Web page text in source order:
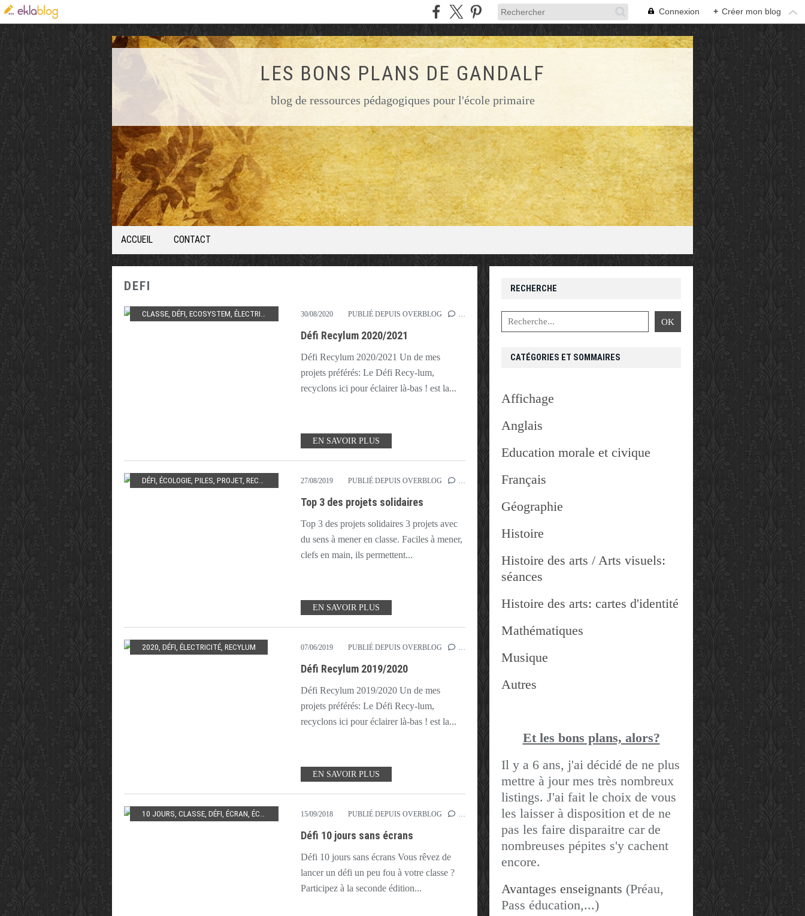
Connexion + Créer mon blog
LES BONS PLANS DE GANDALF
blog de ressources pédagogiques pour l'école primaire
ACCUEIL CONTACT
DEFI
CLASSE DÉFI ECOSYSTEM ÉLECTRICITÉ RECYLUM30/08/2020 PUBLIÉ DEPUIS OVERBLOG
Défi Recylum 2020/2021
Défi Recylum 2020/2021 Un de mes
projets préférés: Le Défi Recy-lum,
recyclons ici pour éclairer là-bas ! est la...
EN SAVOIR PLUS
DÉFI ÉCOLOGIE PILES PROJET RECYLUM RENTRÉE,SOLIDARITÉ
27/08/2019 PUBLIÉ DEPUIS OVERBLOG
Top 3 des projets solidaires
Top 3 des projets solidaires 3 projets avec
du sens à mener en classe. Faciles à mener,
clefs en main, ils permettent...
EN SAVOIR PLUS
2020 DÉFI ÉLECTRICITÉ RECYLUM 07/06/2019 PUBLIÉ DEPUIS OVERBLOG
Défi Recylum 2019/2020
Défi Recylum 2019/2020 Un de mes
projets préférés: Le Défi Recy-lum,
recyclons ici pour éclairer là-bas ! est la...
EN SAVOIR PLUS
10 JOURS CLASSE DÉFI ÉCRAN ÉCRITURE ORDINATEUR,SANS ÉCRAN,TÉLÉPHONE,TV
15/09/2018 PUBLIÉ DEPUIS OVERBLOG
Défi 10 jours sans écrans
Défi 10 jours sans écrans Vous rêvez de
lancer un défi un peu fou à votre classe ?
Participez à la seconde édition...
RECHERCHE
CATÉGORIES ET SOMMAIRES
Affichage
Anglais
Education morale et civique
Français
Géographie
Histoire
Histoire des arts / Arts visuels:
séances
Histoire des arts: cartes d'identité
Mathématiques
Musique
Autres
Et les bons plans, alors?
Il y a 6 ans, j'ai décidé de ne plus
mettre à jour mes très nombreux
listings. J'ai fait le choix de vous
les laisser à disposition et de ne
pas les faire disparaitre car de
nombreuses pépites s'y cachent
encore.
Avantages enseignants (Préau,
Pass éducation,...)